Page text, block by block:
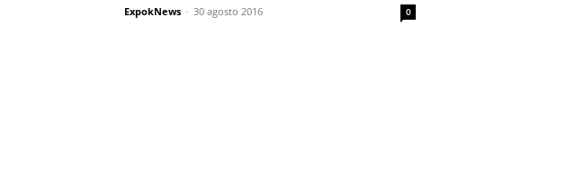
ExpokNews - 30 agosto 2016 0